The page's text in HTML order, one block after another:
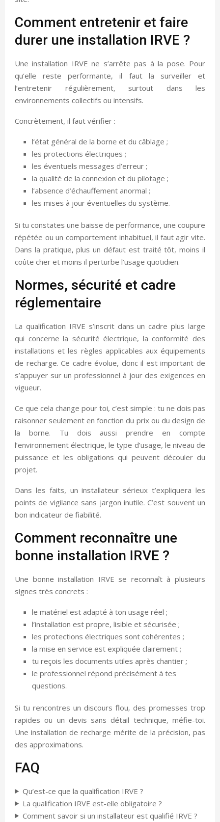
Comment entretenir et faire
durer une installation IRVE ?
Une installation IRVE ne s’arrête pas à la pose. Pour
qu’elle reste performante, il faut la surveiller et
l’entretenir régulièrement, surtout dans les
environnements collectifs ou intensifs.
Concrètement, il faut vérifier :
l’état général de la borne et du câblage ;
les protections électriques ;
les éventuels messages d’erreur ;
la qualité de la connexion et du pilotage ;
l’absence d’échauffement anormal ;
les mises à jour éventuelles du système.
Si tu constates une baisse de performance, une coupure
répétée ou un comportement inhabituel, il faut agir vite.
Dans la pratique, plus un défaut est traité tôt, moins il
coûte cher et moins il perturbe l’usage quotidien.
Normes, sécurité et cadre
réglementaire
La qualification IRVE s’inscrit dans un cadre plus large
qui concerne la sécurité électrique, la conformité des
installations et les règles applicables aux équipements
de recharge. Ce cadre évolue, donc il est important de
s’appuyer sur un professionnel à jour des exigences en
vigueur.
Ce que cela change pour toi, c’est simple : tu ne dois pas
raisonner seulement en fonction du prix ou du design de
la borne. Tu dois aussi prendre en compte
l’environnement électrique, le type d’usage, le niveau de
puissance et les obligations qui peuvent découler du
projet.
Dans les faits, un installateur sérieux t’expliquera les
points de vigilance sans jargon inutile. C’est souvent un
bon indicateur de fiabilité.
Comment reconnaître une
bonne installation IRVE ?
Une bonne installation IRVE se reconnaît à plusieurs
signes très concrets :
le matériel est adapté à ton usage réel ;
l’installation est propre, lisible et sécurisée ;
les protections électriques sont cohérentes ;
la mise en service est expliquée clairement ;
tu reçois les documents utiles après chantier ;
le professionnel répond précisément à tes
questions.
Si tu rencontres un discours flou, des promesses trop
rapides ou un devis sans détail technique, méfie-toi.
Une installation de recharge mérite de la précision, pas
des approximations.
FAQ
Qu’est-ce que la qualification IRVE ?
La qualification IRVE est-elle obligatoire ?
Comment savoir si un installateur est qualifié IRVE ?